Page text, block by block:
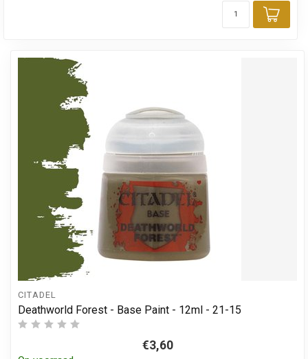
CITADEL
Deathworld Forest - Base Paint - 12ml - 21-15
€3,60